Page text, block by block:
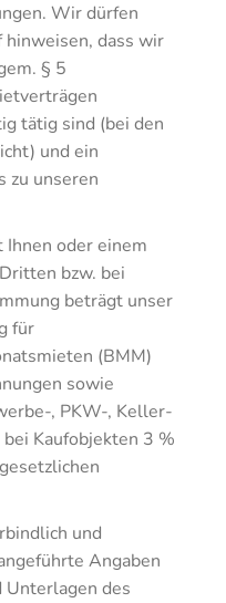
Wir dürfen
hinweisen, dass wir
§ 5
tätig sind (bei den
und ein
zu unseren
oder einem
bzw. bei
beträgt unser
für
(BMM)
sowie
, PKW-, Keller-
Kaufobjekten 3 %
und
Angaben
Unterlagen des